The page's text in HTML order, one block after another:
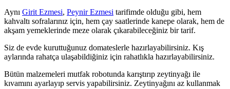
Aynı Girit Ezmesi, Peynir Ezmesi tarifimde olduğu gibi, hem
kahvaltı sofralarınız için, hem çay saatlerinde kanepe olarak, hem de
akşam yemeklerinde meze olarak çıkarabileceğiniz bir tarif.
Siz de evde kuruttuğunuz domateslerle hazırlayabilirsiniz. Kış
aylarında rahatça ulaşabildiğiniz için rahatlıkla hazırlayabilirsiniz.
Bütün malzemeleri mutfak robotunda karıştırıp zeytinyağı ile
kıvamını ayarlayıp servis yapabilirsiniz. Zeytinyağını az kullanmak